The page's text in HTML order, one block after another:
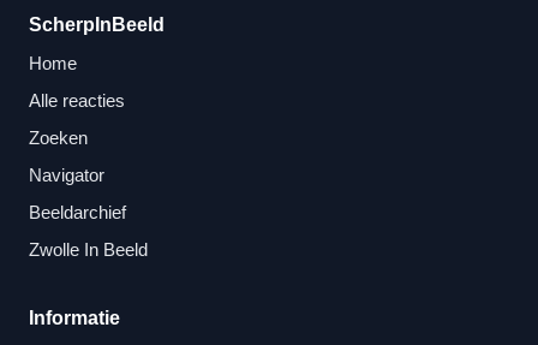
ScherpInBeeld
Home
Alle reacties
Zoeken
Navigator
Beeldarchief
Zwolle In Beeld
Informatie